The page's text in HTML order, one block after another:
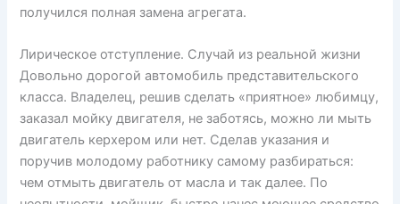
получился полная замена агрегата.
Лирическое отступление. Случай из реальной жизни
Довольно дорогой автомобиль представительского
класса. Владелец, решив сделать «приятное» любимцу,
заказал мойку двигателя, не заботясь, можно ли мыть
двигатель керхером или нет. Сделав указания и
поручив молодому работнику самому разбираться:
чем отмыть двигатель от масла и так далее. По